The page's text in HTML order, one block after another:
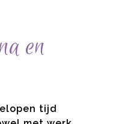
en
tijd